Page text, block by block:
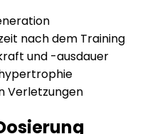
nach dem Training
und -ausdauer
Verletzungen